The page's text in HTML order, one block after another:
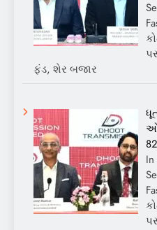
ફંડ, શેર બજાર